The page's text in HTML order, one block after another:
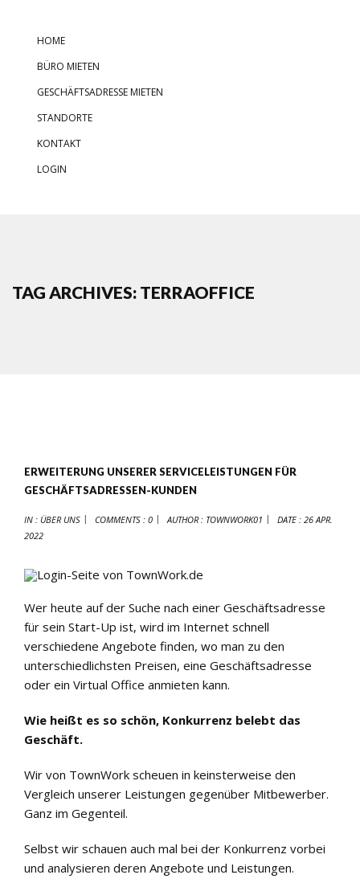
HOME
BÜRO MIETEN
GESCHÄFTSADRESSE MIETEN
STANDORTE
KONTAKT
LOGIN
TAG ARCHIVES: TERRAOFFICE
ERWEITERUNG UNSERER SERVICELEISTUNGEN FÜR
GESCHÄFTSADRESSEN-KUNDEN
IN : ÜBER UNS COMMENTS : 0 AUTHOR : TOWNWORK01 DATE : 26 APR.
2022
Wer heute auf der Suche nach einer Geschäftsadresse
für sein Start-Up ist, wird im Internet schnell
verschiedene Angebote finden, wo man zu den
unterschiedlichsten Preisen, eine Geschäftsadresse
oder ein Virtual Office anmieten kann.
Wie heißt es so schön, Konkurrenz belebt das
Geschäft.
Wir von TownWork scheuen in keinsterweise den
Vergleich unserer Leistungen gegenüber Mitbewerber.
Ganz im Gegenteil.
Selbst wir schauen auch mal bei der Konkurrenz vorbei
und analysieren deren Angebote und Leistungen.